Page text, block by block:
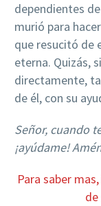
dependientes
murió para
que resucitó de
eterna. Quizás,
directamente,
de él, con su
Señor, cuando
¡ayúdame!
Para saber